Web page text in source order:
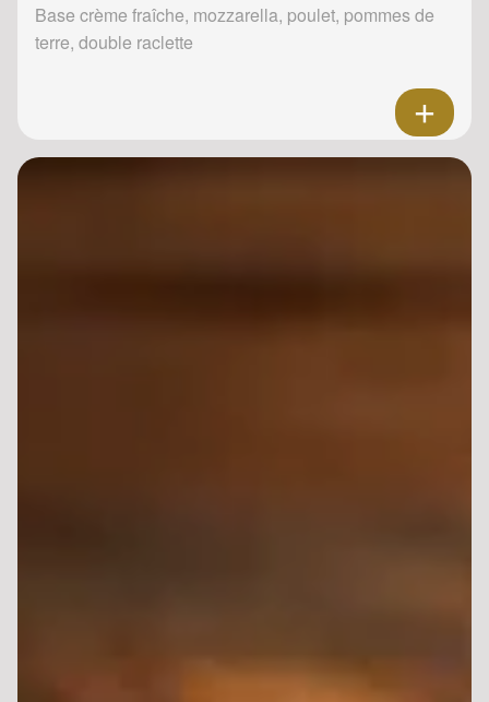
Base crème fraîche, mozzarella, poulet, pommes de
terre, double raclette